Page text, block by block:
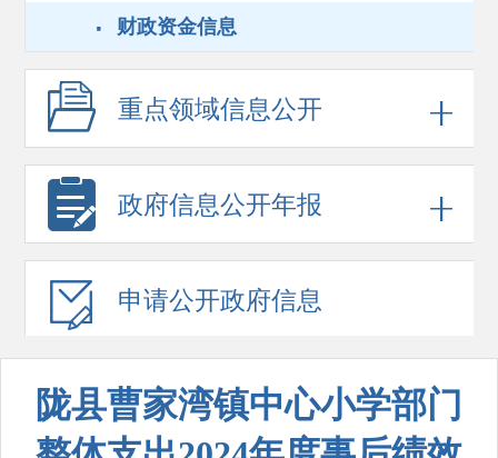
· 财政资金信息
重点领域信息公开
政府信息公开年报
申请公开政府信息
陇县曹家湾镇中心小学部门